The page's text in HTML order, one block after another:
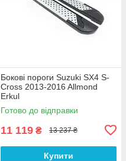
Бокові пороги Suzuki SX4 S-
Cross 2013-2016 Allmond
Erkul
Готово до відправки
11 119 ₴ 13 237 ₴
Купити